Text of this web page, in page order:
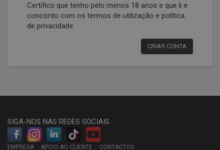
Certifico que tenho pelo menos 18 anos e que li e
concordo com os termos de utilização e política
de privacidade.
SIGA-NOS NAS REDES SOCIAIS
EMPRESA APOIO AO CLIENTE
CONTACTOS